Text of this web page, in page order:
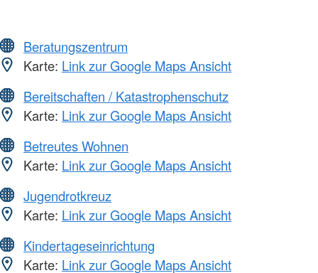
Beratungszentrum
Karte: Link zur Google Maps Ansicht
Bereitschaften / Katastrophenschutz
Karte: Link zur Google Maps Ansicht
Betreutes Wohnen
Karte: Link zur Google Maps Ansicht
Jugendrotkreuz
Karte: Link zur Google Maps Ansicht
Kindertageseinrichtung
Karte: Link zur Google Maps Ansicht